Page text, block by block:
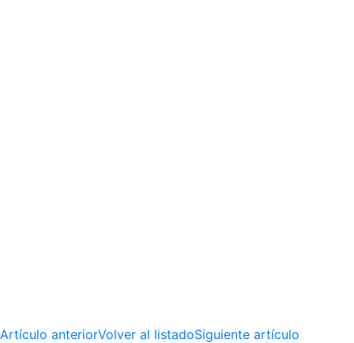
Artículo anteriorVolver al listadoSiguiente artículo